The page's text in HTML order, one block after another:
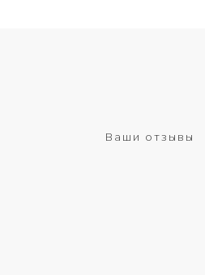
Ваши отзывы